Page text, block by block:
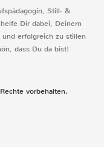
Still- &
Dir dabei, Deinem
erfolgreich zu stillen
dass Du da bist!
vorbehalten.